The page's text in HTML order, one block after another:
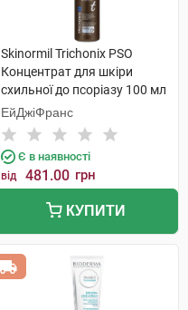
Skinormil Trichonix РSО
Концентрат для шкіри
схильної до псоріазу 100 мл
1 флакон
ЕйДжіФранс
Є в наявності
від 481.00 грн
КУПИТИ